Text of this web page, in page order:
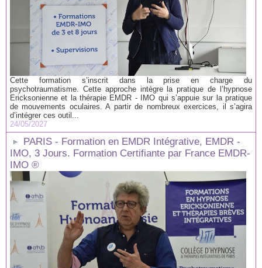
Cette formation s’inscrit dans la prise en charge du
psychotraumatisme. Cette approche intègre la pratique de l’hypnose
Ericksonienne et la thérapie EMDR - IMO qui s’appuie sur la pratique
de mouvements oculaires. A partir de nombreux exercices, il s’agira
d’intégrer ces outil...
24/05/2027
PARIS - Formation en EMDR Intégrative, EMDR -
IMO, 3 Jours. Formation Certifiante par France EMDR-
IMO ®